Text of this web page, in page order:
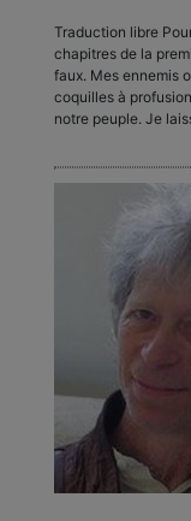
Traduction libre
chapitres de la
faux. Mes ennemis
coquilles à
notre peuple. Je